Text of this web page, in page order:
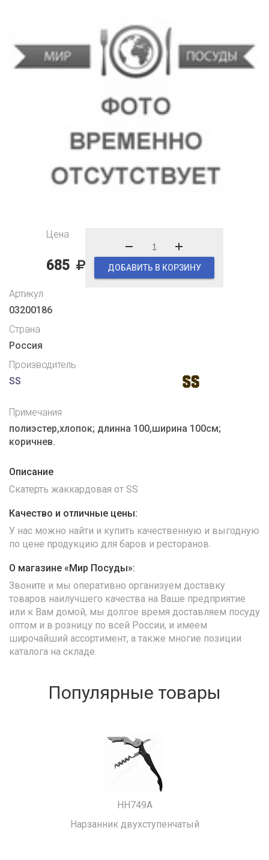
Цена
685 ДОБАВИТЬ В КОРЗИНУ
Артикул
03200186
Страна
Россия
Производитель
SS
Примечания
полиэстер,хлопок; длинна 100,ширина 100см;
коричнев.
Описание
Скатерть жаккардовая от SS
Качество и отличные цены:
У нас можно найти и купить качественную и выгодную
по цене продукцию для баров и ресторанов.
О магазине «Мир Посуды»:
Звоните и мы оперативно организуем доставку
товаров наилучшего качества на Ваше предприятие
или к Вам домой, мы долгое время доставляем посуду
оптом и в розницу по всей России, и имеем
широчайший ассортимент, а также многие позиции
каталога на складе.
Популярные товары
HH749A
Нарзанник двухступенчатый